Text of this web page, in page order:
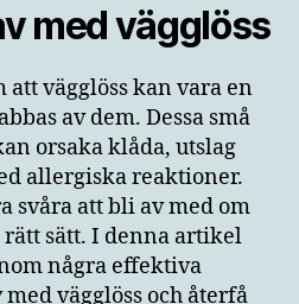
med vägglöss
vägglöss kan vara en
av dem. Dessa små
orsaka klåda, utslag
allergiska reaktioner.
svåra att bli av med om
rätt sätt. I denna artikel
några effektiva
vägglöss och återfå